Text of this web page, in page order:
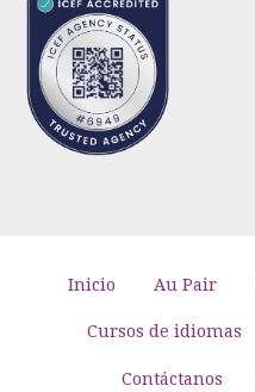
Inicio Au Pair
Cursos de idiomas
Contáctanos